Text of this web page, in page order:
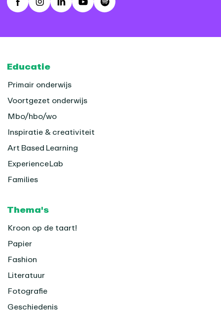
FacebookInstagram
LinkedInYoutubeSpotify
Footer
Educatie
Primair onderwijs
Voortgezet onderwijs
Mbo/hbo/wo
Inspiratie & creativiteit
Art Based Learning
ExperienceLab
Families
Thema's
Kroon op de taart!
Papier
Fashion
Literatuur
Fotografie
Geschiedenis